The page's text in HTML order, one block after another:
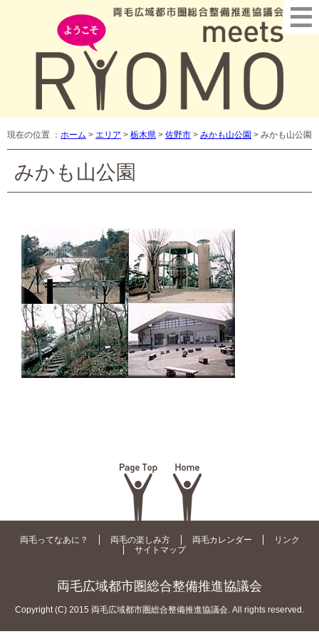
現在の位置 ： ホーム > エリア > 栃木県 > 佐野市 > みかも山公園 > みかも山公園
みかも山公園
両毛ってなあに？ 両毛の楽しみ方 両毛カレンダー
リンク
サイトマップ
両毛広域都市圏総合整備推進協議会
Copyright (C) 2015 両毛広域都市圏総合整備推進協議会. All rights reserved.